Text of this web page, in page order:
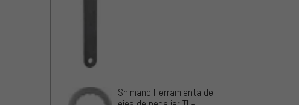
Shimano Herramienta de